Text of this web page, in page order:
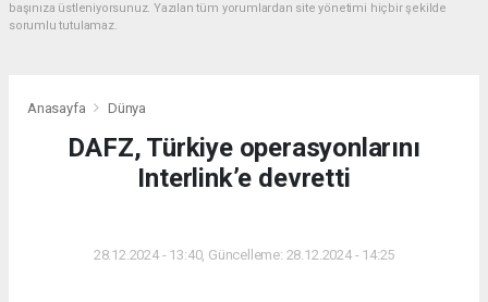
başınıza üstleniyorsunuz. Yazılan tüm yorumlardan site yönetimi hiçbir şekilde
sorumlu tutulamaz.
Anasayfa Dünya
DAFZ, Türkiye operasyonlarını
Interlink’e devretti
28.12.2024 - 13:40, Güncelleme: 28.12.2024 - 14:25